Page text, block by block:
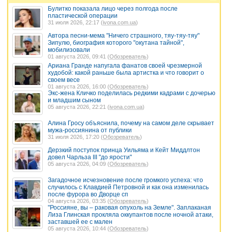
Булитко показала лицо через полгода после
пластической операции
31 июля 2026, 22:17 (ivona.com.ua)
Автора песни-мема "Ничего страшного, тяу-тяу-тяу"
Зипулю, биография которого "окутана тайной",
мобилизовали
01 августа 2026, 09:41 (Обозреватель)
Ариана Гранде напугала фанатов своей чрезмерной
худобой: какой раньше была артистка и что говорит о
своем весе
01 августа 2026, 16:00 (Обозреватель)
Экс-жена Кличко поделилась редкими кадрами с дочерью
и младшим сыном
05 августа 2026, 22:21 (ivona.com.ua)
Алина Гросу объяснила, почему на самом деле скрывает
мужа-россиянина от публики
31 июля 2026, 17:20 (Обозреватель)
Дерзкий поступок принца Уильяма и Кейт Миддлтон
довел Чарльза III "до ярости"
05 августа 2026, 04:09 (Обозреватель)
Загадочное исчезновение после громкого успеха: что
случилось с Клавдией Петровной и как она изменилась
после фурора во Дворце сп
04 августа 2026, 03:35 (Обозреватель)
"Россияне, вы – раковая опухоль на Земле". Заплаканая
Лиза Глинская прокляла оккупантов после ночной атаки,
заставшей ее с мален
05 августа 2026, 10:44 (Обозреватель)